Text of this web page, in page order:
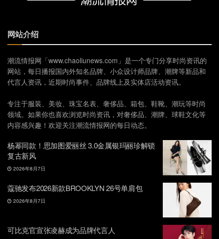
网站介绍
潮流情报网「www.chaoliunews.com」是一个专门分享时尚资讯的
网站，每日播报国内外知名品牌、小众设计师品牌、潮牌等新品和
代言人资讯，近期时尚事件、品牌线上及实体店活动资讯。
专注于服装、美妆、珠宝名表、奢侈品、箱包、鞋靴、潮玩等时尚
领域。如果你也喜欢浏览时尚资讯，对奢侈品、潮牌、球鞋文化等
内容感兴趣！欢迎关注潮流情报网的每日动态。
杨幂同款！思加图爱丽丝 3.0金属银玛丽珍解锁
复古新风
2026年8月7日
蔻驰发布2026新款BROOKLYN 26号单肩包
2026年8月7日
可比克官宣张凌赫成为品牌代言人